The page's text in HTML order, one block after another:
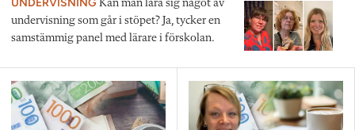
Kan man lära sig något av
undervisning som går i stöpet? Ja, tycker en
samstämmig panel med lärare i förskolan.